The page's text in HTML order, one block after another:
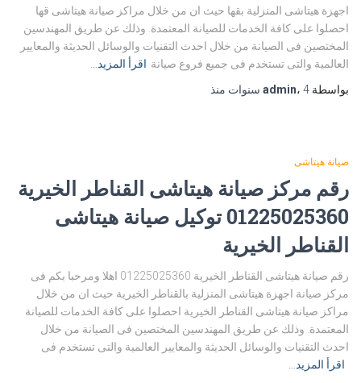
اجهزة هيتاشى المنزلية بقها حيث ان من خلال مراكز صيانة هيتاشى قها
احصلوا على كافة الخدمات للصيانة المعتمدة. وذلك عن طريق المهندسين
المختصين فى الصيانة من خلال احدث التقنيات والوسائل الحديثة والمعايير
العالمية والتى تستخدم فى جميع فروع صيانة اقرأ المزيد…
بواسطة
admin، 4 سنوات منذ
صيانة هيتاشى
رقم مركز صيانة هيتاشى القناطر الخيرية
01225025360 توكيل صيانة هيتاشى
القناطر الخيرية
رقم صيانة هيتاشى القناطر الخيرية 01225025360 اهلا ومرحبا بكم فى
مركز صيانة اجهزة هيتاشى المنزلية بالقناطر الخيرية حيث ان من خلال
مراكز صيانة هيتاشى القناطر الخيرية احصلوا على كافة الخدمات للصيانة
المعتمدة. وذلك عن طريق المهندسين المختصين فى الصيانة من خلال
احدث التقنيات والوسائل الحديثة والمعايير العالمية والتى تستخدم فى
اقرأ المزيد…